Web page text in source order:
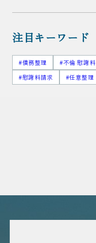
注目キーワード
#債務整理 #不倫 慰謝料
#慰謝料請求
#任意整理